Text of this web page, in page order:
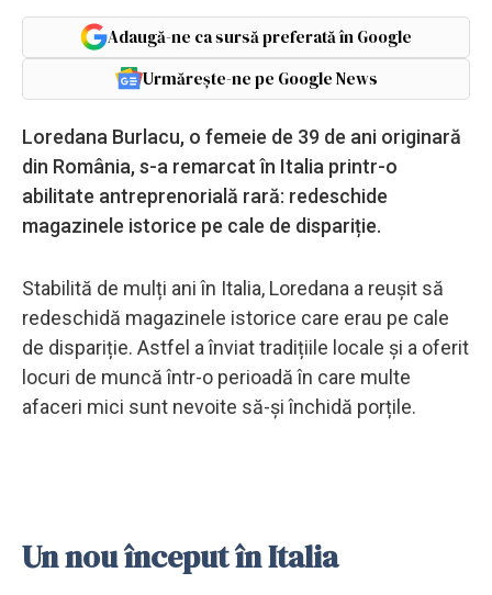
Adaugă-ne ca sursă preferată în Google
Urmărește-ne pe Google News
Loredana Burlacu, o femeie de 39 de ani originară
din România, s-a remarcat în Italia printr-o
abilitate antreprenorială rară: redeschide
magazinele istorice pe cale de dispariție.
Stabilită de mulți ani în Italia, Loredana a reușit să
redeschidă magazinele istorice care erau pe cale
de dispariție. Astfel a înviat tradițiile locale și a oferit
locuri de muncă într-o perioadă în care multe
afaceri mici sunt nevoite să-și închidă porțile.
Un nou început în Italia